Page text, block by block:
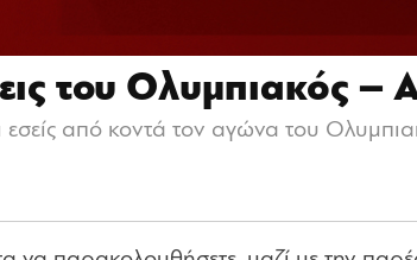
του Ολυμπιακός –
εσείς από κοντά τον αγώνα του